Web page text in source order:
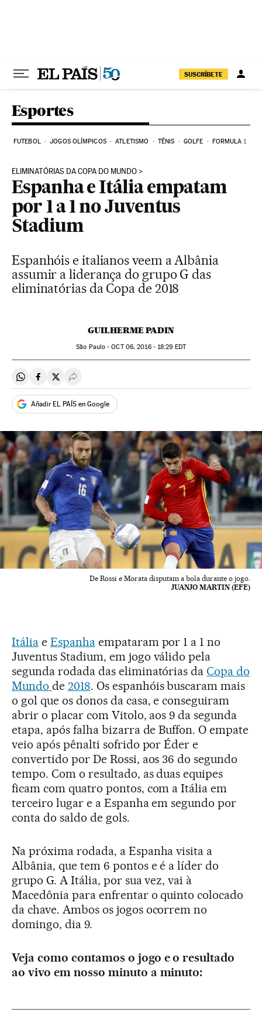
SUSCRÍBETE
Esportes
FUTEBOL JOGOS OLÍMPICOS ATLETISMO TÊNIS GOLFE FORMULA 1
ELIMINATÓRIAS DA COPA DO MUNDO
Espanha e Itália empatam
por 1 a 1 no Juventus
Stadium
Espanhóis e italianos veem a Albânia
assumir a liderança do grupo G das
eliminatórias da Copa de 2018
GUILHERME PADIN
São Paulo -OCT06, 2016 - 18:29 EDT
Compartir en Whatsapp
Compartir en Facebook
Compartir en Twitter
Desplegar Redes Sociales
Añadir EL PAÍS en Google
De Rossi e Morata disputam a bola durante o jogo.
JUANJO MARTIN (EFE)
Itáliae Espanhaempataram por 1 a 1 no
Juventus Stadium, em jogo válido pela
segunda rodada das eliminatórias daCopa do
Mundo de 2018. Os espanhóis buscaram mais
o gol que os donos da casa, e conseguiram
abrir o placar com Vitolo, aos 9 da segunda
etapa, após falha bizarra de Buffon. O empate
veio após pênalti sofrido por Éder e
convertido por De Rossi, aos 36 do segundo
tempo. Com o resultado, as duas equipes
ficam com quatro pontos, com a Itália em
terceiro lugar e a Espanha em segundo por
conta do saldo de gols.
Na próxima rodada, a Espanha visita a
Albânia, que tem 6 pontos e é a líder do
grupo G. A Itália, por sua vez, vai à
Macedônia para enfrentar o quinto colocado
da chave. Ambos os jogos ocorrem no
domingo, dia 9.
Veja como contamos o jogo e o resultado
ao vivo em nosso minuto a minuto: